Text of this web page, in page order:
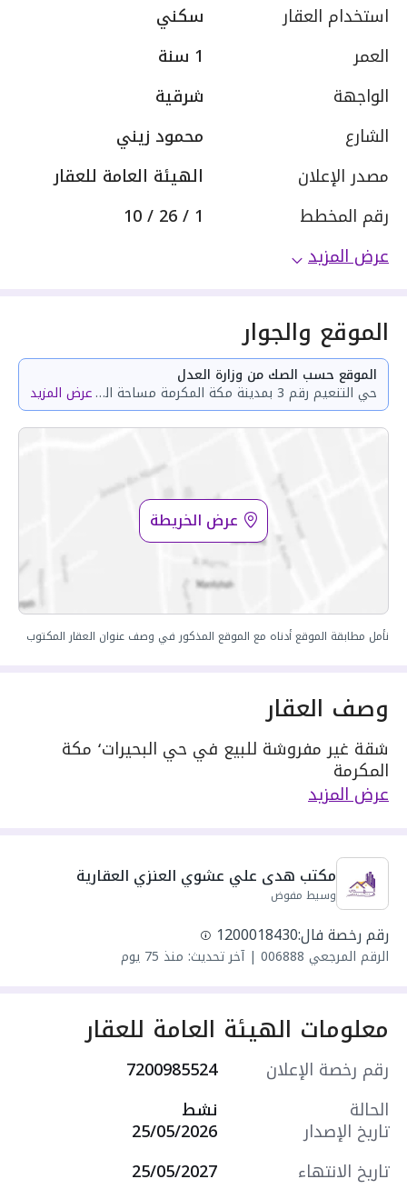
استخدام العقار
سكني
العمر
1 سنة
الواجهة
شرقية
الشارع
محمود زيني
مصدر الإعلان
الهيئة العامة للعقار
رقم المخطط
1 / 26 / 10
عرض المزيد
الموقع والجوار
الموقع حسب الصك من وزارة العدل
حي التنعيم رقم 3 بمدينة مكة المكرمة مساحة الوحدة من الأرض 83.94 متر وتختص من المنافع والأجزاء المشتركة بمساحة 144.15 مترعرض المزيد
عرض الخريطة
نأمل مطابقة الموقع أدناه مع الموقع المذكور في وصف عنوان العقار المكتوب
وصف العقار
شقة غير مفروشة للبيع في حي البحيرات٬ مكة
المكرمة
مسطحات البناء 258 متر مربع
يحدها 1 شارع:
مجلس
واصل كهرباء
واصل مياه
سنة البناء: 2026
مميزات العقار:
- مدارس
- مركز تجاري
- موقف سيارة داخلي
- مدخلين منفصلين
- غرفة سائق
التجهيزات:
- مصعد كهربائي
- كاميرات مراقبة
عرض المزيد
مكتب هدى علي عشوي العنزي العقارية
وسيط مفوض
رقم رخصة فال:1200018430
الرقم المرجعي 006888
|آخر تحديث: منذ 75 يوم
معلومات الهيئة العامة للعقار
رقم رخصة الإعلان
7200985524
الحالة
نشط
تاريخ الإصدار
25/05/2026
تاريخ الانتهاء
25/05/2027